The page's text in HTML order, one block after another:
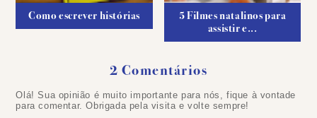
Como escrever histórias
5 Filmes natalinos para
assistir e...
2 Comentários
Olá! Sua opinião é muito importante para nós, fique à vontade
para comentar. Obrigada pela visita e volte sempre!